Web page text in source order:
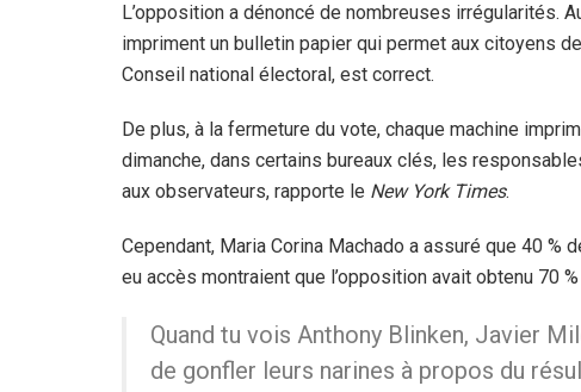
L’opposition a dénoncé de nombreuses irrégularités.
impriment un bulletin papier qui permet aux citoyens
Conseil national électoral, est correct.
De plus, à la fermeture du vote, chaque machine
dimanche, dans certains bureaux clés, les
aux observateurs, rapporte le New York Times.
Cependant, Maria Corina Machado a assuré que 40 %
eu accès montraient que l’opposition avait obtenu 70
Quand tu vois Anthony Blinken, Javier
de gonfler leurs narines à propos du